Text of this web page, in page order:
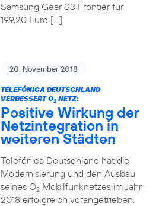
Samsung Gear S3 Frontier für
199,20 Euro […]
20. November 2018
TELEFÓNICA DEUTSCHLAND
VERBESSERT O2NETZ:
Positive Wirkung der
Netzintegration in
weiteren Städten
Telefónica Deutschland hat die
Modernisierung und den Ausbau
seines O2Mobilfunknetzes im Jahr
2018 erfolgreich vorangetrieben.